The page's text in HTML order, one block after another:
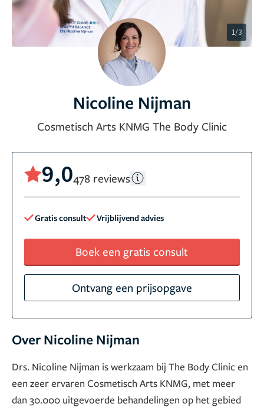
1/3
Nicoline Nijman
Cosmetisch Arts KNMG The Body Clinic
9,0478 reviews
Gratis consult Vrijblijvend advies
Boek een gratis consult
Ontvang een prijsopgave
Over Nicoline Nijman
Drs. Nicoline Nijman is werkzaam bij The Body Clinic en
een zeer ervaren Cosmetisch Arts KNMG, met meer
dan 30.000 uitgevoerde behandelingen op het gebied